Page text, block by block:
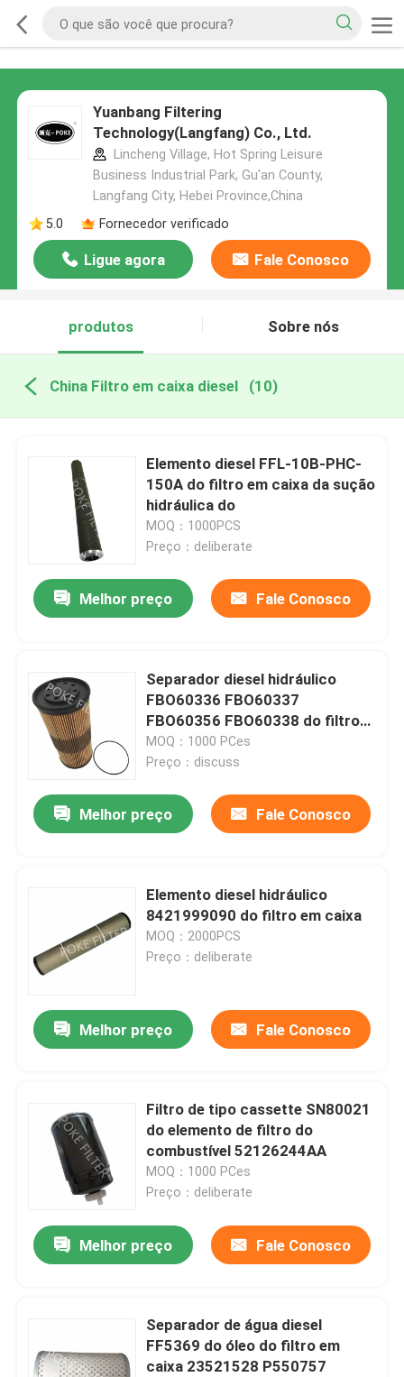
Yuanbang Filtering
Technology(Langfang) Co., Ltd.
Lincheng Village, Hot Spring Leisure
Business Industrial Park, Gu'an County,
Langfang City, Hebei Province,China
5.0
Fornecedor verificado
Ligue agora Fale Conosco
produtos Sobre nós
China Filtro em caixa diesel (10)
Elemento diesel FFL-10B-PHC-
150A do filtro em caixa da sução
hidráulica do
MOQ：1000PCS
Preço：deliberate
Melhor preço Fale Conosco
Separador diesel hidráulico
FBO60336 FBO60337
FBO60356 FBO60338 do filtro
em caixa
MOQ：1000 PCes
Preço：discuss
Melhor preço Fale Conosco
Elemento diesel hidráulico
8421999090 do filtro em caixa
MOQ：2000PCS
Preço：deliberate
Melhor preço Fale Conosco
Filtro de tipo cassette SN80021
do elemento de filtro do
combustível 52126244AA
MOQ：1000 PCes
Preço：deliberate
Melhor preço Fale Conosco
Separador de água diesel
FF5369 do óleo do filtro em
caixa 23521528 P550757